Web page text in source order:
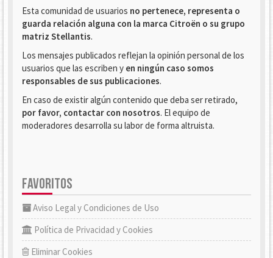
Esta comunidad de usuarios no pertenece, representa o
guarda relación alguna con la marca Citroën o su grupo
matriz Stellantis.
Los mensajes publicados reflejan la opinión personal de los
usuarios que las escriben y en ningún caso somos
responsables de sus publicaciones.
En caso de existir algún contenido que deba ser retirado,
por favor, contactar con nosotros. El equipo de
moderadores desarrolla su labor de forma altruista.
FAVORITOS
Aviso Legal y Condiciones de Uso
Política de Privacidad y Cookies
Eliminar Cookies